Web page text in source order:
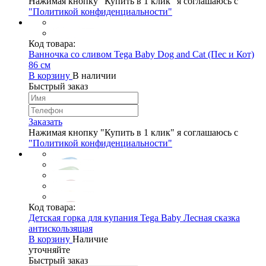
"Политикой конфиденциальности"
Код товара:
Ванночка со сливом Tega Baby Dog and Cat (Пес и Кот)
86 см
В корзину В наличии
Быстрый заказ
Заказать
Нажимая кнопку "Купить в 1 клик" я соглашаюсь с
"Политикой конфиденциальности"
Код товара:
Детская горка для купания Tega Baby Лесная сказка
антискользящая
В корзину Наличие
уточняйте
Быстрый заказ